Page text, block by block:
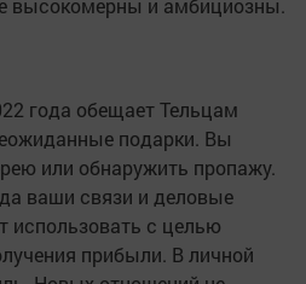
высокомерны и амбициозны.
года обещает Тельцам
подарки. Вы
или обнаружить пропажу.
ваши связи и деловые
использовать с целью
прибыли. В личной